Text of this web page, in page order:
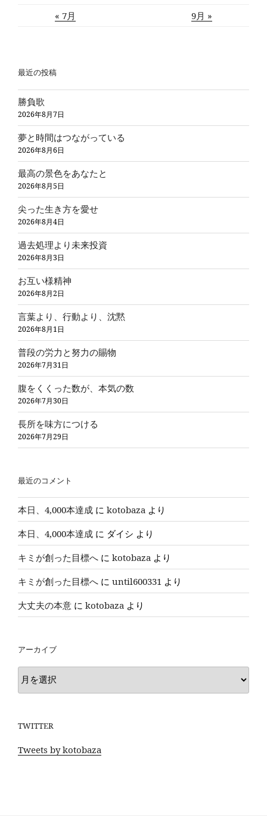
« 7月 9月 »
最近の投稿
勝負歌
2026年8月7日
夢と時間はつながっている
2026年8月6日
最高の景色をあなたと
2026年8月5日
尖った生き方を愛せ
2026年8月4日
過去処理より未来投資
2026年8月3日
お互い様精神
2026年8月2日
言葉より、行動より、沈黙
2026年8月1日
普段の労力と努力の賜物
2026年7月31日
腹をくくった数が、本気の数
2026年7月30日
長所を味方につける
2026年7月29日
最近のコメント
本日、4,000本達成 に kotobaza より
本日、4,000本達成 に ダイシ より
キミが創った目標へ に kotobaza より
キミが創った目標へ に until600331 より
大丈夫の本意 に kotobaza より
アーカイブ
ア
ー
ブ
TWITTER
Tweets by kotobaza